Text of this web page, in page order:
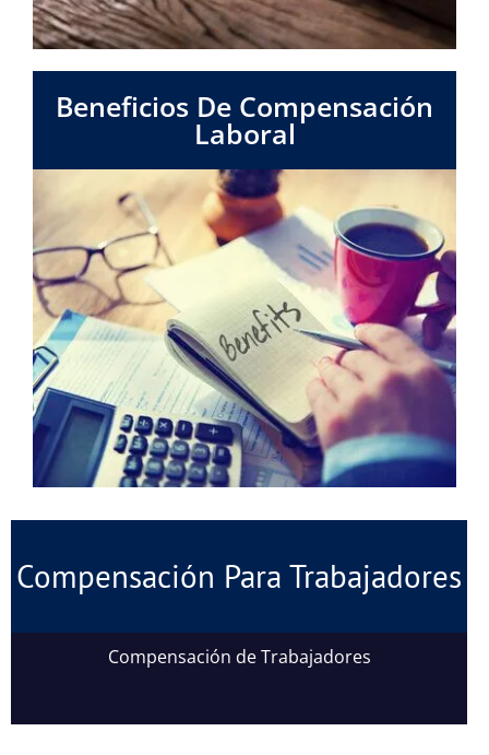
Beneficios De Compensación
Laboral
Compensación Para Trabajadores
Compensación de Trabajadores